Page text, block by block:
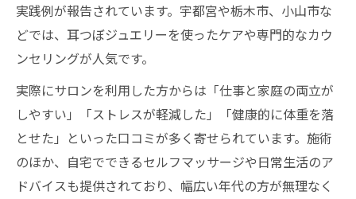
実践例が報告されています。宇都宮や栃木市、小山市な
どでは、耳つぼジュエリーを使ったケアや専門的なカウ
ンセリングが人気です。
実際にサロンを利用した方からは「仕事と家庭の両立が
しやすい」「ストレスが軽減した」「健康的に体重を落
とせた」といった口コミが多く寄せられています。施術
のほか、自宅でできるセルフマッサージや日常生活のア
ドバイスも提供されており、幅広い年代の方が無理なく